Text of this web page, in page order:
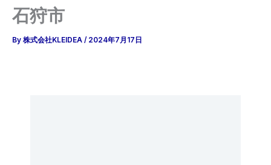
石狩市
By 株式会社KLEIDEA / 2024年7月17日